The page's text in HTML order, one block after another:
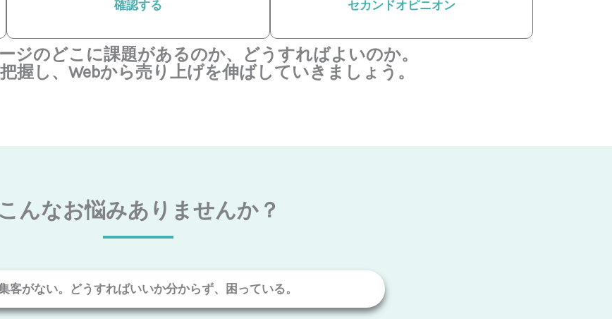
確認する
セカンドオピニオン
ジのどこに課題があるのか、どうすればよいのか。
握し、Webから売り上げを伸ばしていきましょう。
こんなお悩みありませんか？
客がない。どうすればいいか分からず、困っている。